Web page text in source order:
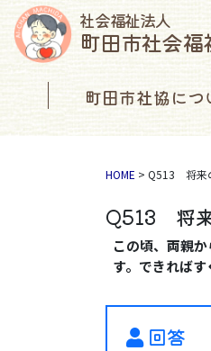
社会福祉法人
町田市社会
コンテンツへスキップ
メインナビゲ
町田市社協につ
HOME > Q513 将来
Q513 将
この頃、両親
す。できれば
回答